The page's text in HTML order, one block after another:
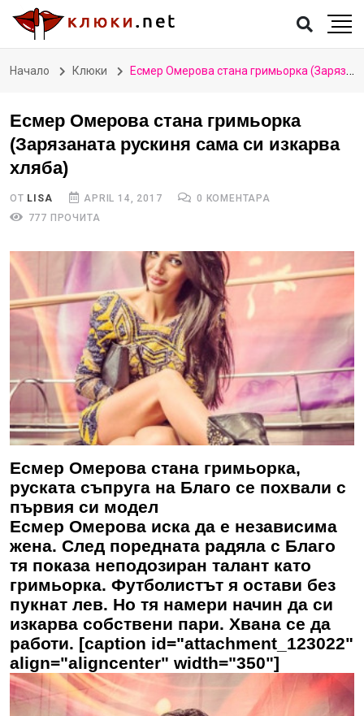
Начало Клюки Есмер Омерова стана гримьорка (Зарязаната рускиня сама си изкарва хляба)
Есмер Омерова стана гримьорка
(Зарязаната рускиня сама си изкарва
хляба)
ОТ LISA APRIL 14, 2017
0 КОМЕНТАРА
777 ПРОЧИТА
Есмер Омерова стана гримьорка,
руската съпруга на Благо се похвали с
първия си модел
Есмер Омерова иска да е независима
жена. След поредната радяла с Благо
тя показа неподозиран талант като
гримьорка. Футболистът я остави без
пукнат лев. Но тя намери начин да си
изкарва собствени пари. Хвана се да
работи. [caption id="attachment_123022"
align="aligncenter" width="350"]